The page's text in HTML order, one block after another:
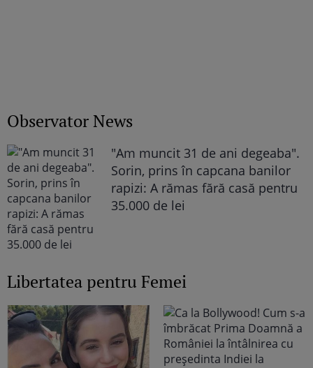
Observator News
"Am muncit 31 de ani degeaba".
Sorin, prins în capcana banilor
rapizi: A rămas fără casă pentru
35.000 de lei
Libertatea pentru Femei